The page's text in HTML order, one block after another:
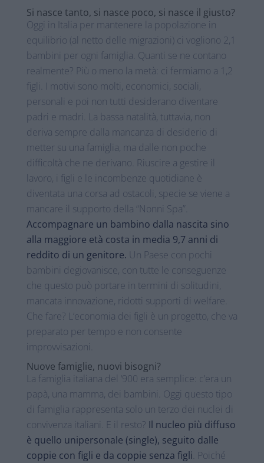
Si nasce tanto, si nasce poco, si nasce il giusto?
Oggi in Italia per mantenere la popolazione in
equilibrio (al netto delle migrazioni) ci vogliono 2,1
bambini per ogni famiglia. Quanti se ne contano
realmente? Più o meno la metà: ci fermiamo a 1,2
figli. I motivi sono molti, economici, sociali,
personali e poi non tutti desiderano diventare
padri e madri. La bassa natalità, tuttavia, non
deriva sempre dalla mancanza di desiderio di
metter su una famiglia, ma dalle non poche
difficoltà che ne derivano. Riuscire a gestire il
lavoro, i figli e le incombenze quotidiane è
diventata una corsa ad ostacoli, specie se viene a
mancare il supporto della “Nonni Spa”.
Accompagnare un bambino dalla nascita sino
alla maggiore età costa in media 9,7 anni di
reddito di un genitore. Un Paese con pochi
bambini degiovanisce, con tutte le conseguenze
che questo può portare in termini di solitudini,
mancata innovazione, ridotti supporti di welfare.
Che fare? L’economia dei figli è un progetto, che va
preparato per tempo e non consente
improvvisazioni.
Nuove famiglie, nuovi bisogni?
La famiglia italiana del ‘900 era semplice: c’era un
papà, una mamma, dei bambini. Oggi questo tipo
di famiglia rappresenta solo un terzo dei nuclei di
convivenza italiani. E il resto? Il nucleo più diffuso
è quello unipersonale (single), seguito dalle
coppie con figli e da coppie senza figli . Poiché